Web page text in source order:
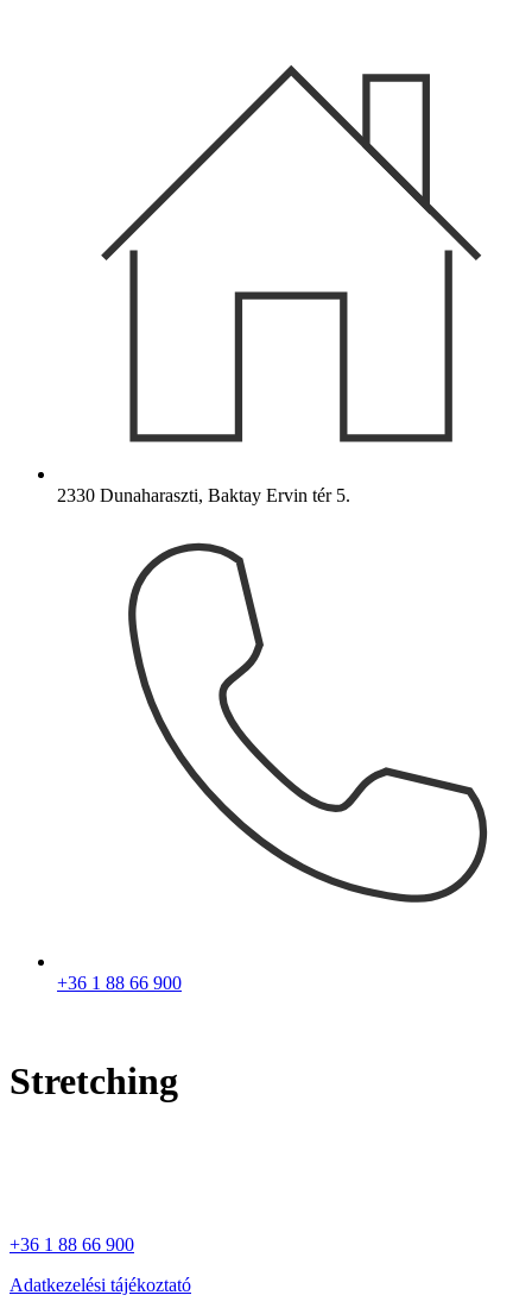
2330 Dunaharaszti, Baktay Ervin tér 5.
+36 1 88 66 900
Stretching
+36 1 88 66 900
Adatkezelési tájékoztató